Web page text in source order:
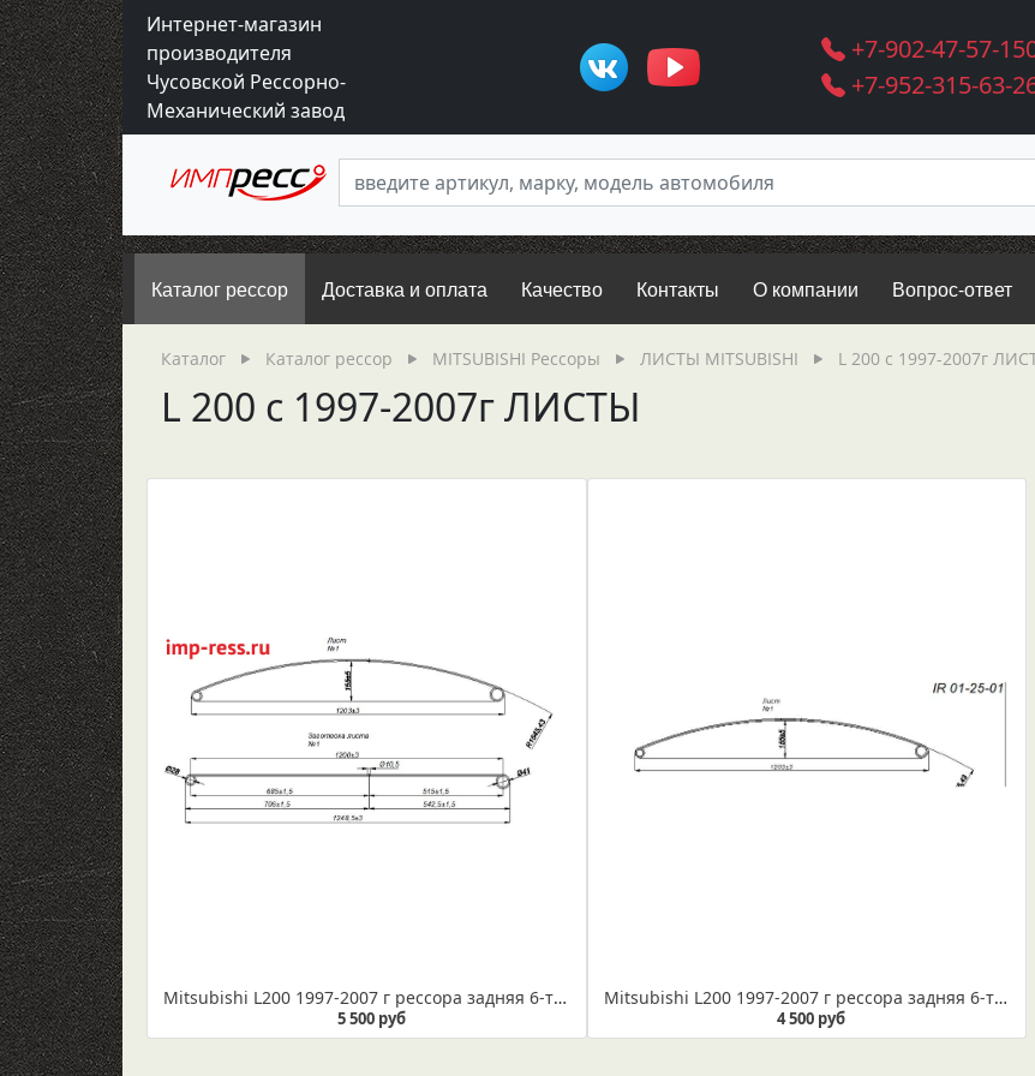
Интернет-магазин
производителя
Чусовской Рессорно-
Механический завод
+7-902-47-57-
+7-952-315-63-
Каталог рессор Доставка и оплата Качество Контакты О компании Вопрос-ответ
Каталог Каталог рессор MITSUBISHI Рессоры ЛИСТЫ MITSUBISHI L 200 c 1997-2007г
L 200 c 1997-2007г ЛИСТЫ
Mitsubishi L200 1997-2007 г рессора задняя 6-ти листовая, лист №1 в сборе (Арт. IR 01-25-01в)
5 500 руб
Mitsubishi L200 1997-2007 г рессора задняя 6-ти листовая, лист №1 (Арт. IR 01-25-01)
4 500 руб